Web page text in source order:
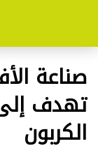
صناعة
تهدف إلى
الكربون